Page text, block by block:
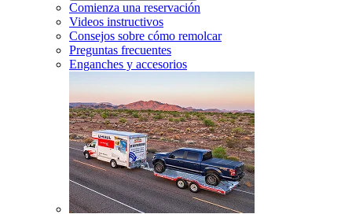
Comienza una reservación
Videos instructivos
Consejos sobre cómo remolcar
Preguntas frecuentes
Enganches y accesorios